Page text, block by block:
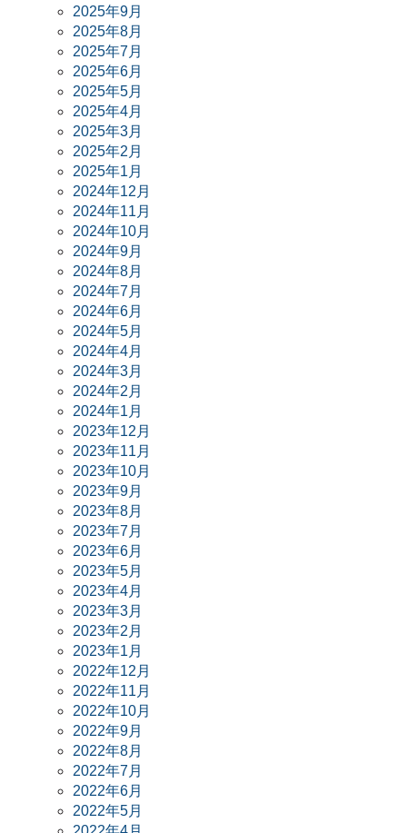
2025年9月
2025年8月
2025年7月
2025年6月
2025年5月
2025年4月
2025年3月
2025年2月
2025年1月
2024年12月
2024年11月
2024年10月
2024年9月
2024年8月
2024年7月
2024年6月
2024年5月
2024年4月
2024年3月
2024年2月
2024年1月
2023年12月
2023年11月
2023年10月
2023年9月
2023年8月
2023年7月
2023年6月
2023年5月
2023年4月
2023年3月
2023年2月
2023年1月
2022年12月
2022年11月
2022年10月
2022年9月
2022年8月
2022年7月
2022年6月
2022年5月